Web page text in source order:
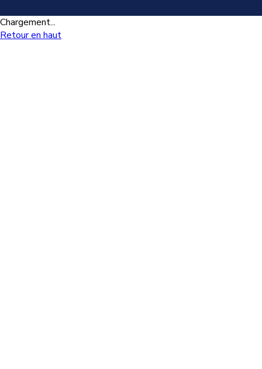
Chargement...
Retour en haut